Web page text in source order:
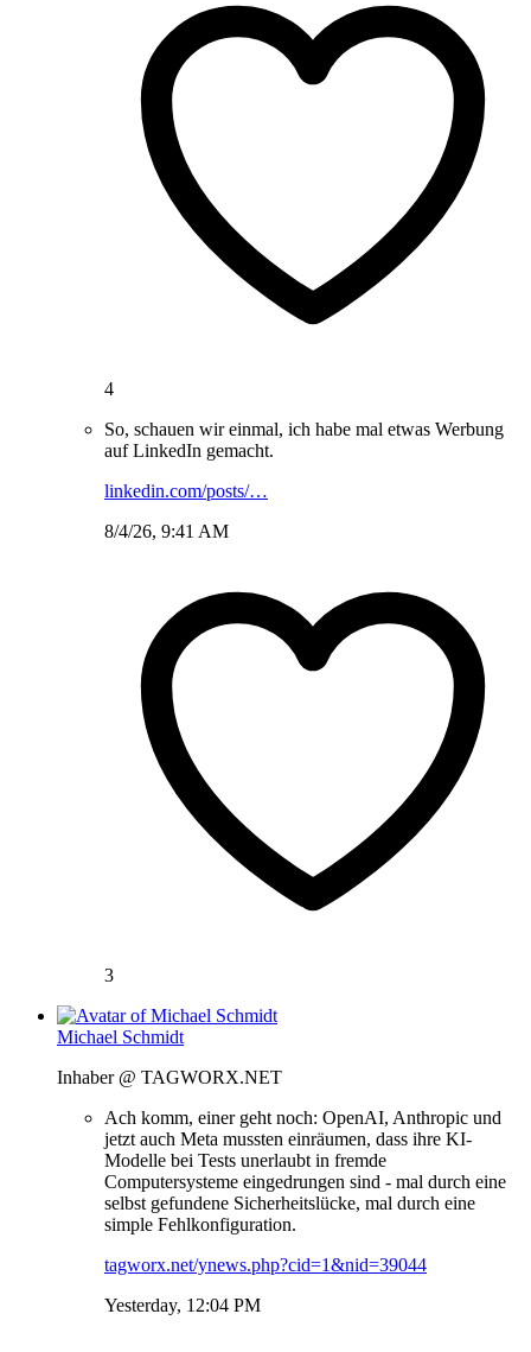
4
So, schauen wir einmal, ich habe mal etwas Werbung
auf LinkedIn gemacht.
linkedin.com/posts/…
8/4/26, 9:41 AM
3
Michael Schmidt
Inhaber @ TAGWORX.NET
Ach komm, einer geht noch: OpenAI, Anthropic und
jetzt auch Meta mussten einräumen, dass ihre KI-
Modelle bei Tests unerlaubt in fremde
Computersysteme eingedrungen sind - mal durch eine
selbst gefundene Sicherheitslücke, mal durch eine
simple Fehlkonfiguration.
tagworx.net/ynews.php?cid=1&nid=39044
Yesterday, 12:04 PM